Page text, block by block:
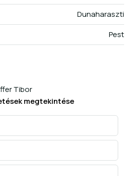
Dunaharaszti
Pest
Tibor
megtekintése